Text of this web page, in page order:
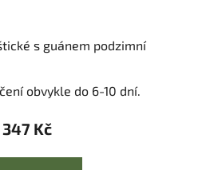
s guánem podzimní
obvykle do 6-10 dní.
347 Kč